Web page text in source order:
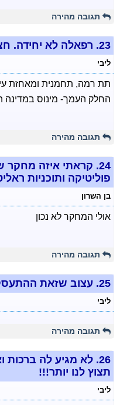
תגובה מהירה
23. רפאלה לא יחידה.
ליבי
תת רמה, תחמנית ומאחזת
החלק העמך- מינוס במדינה
תגובה מהירה
24. קראתי איזה מחקר
פוליטיקה ותוכניות
בן השרון
אולי המחקר לא נכון
תגובה מהירה
25. עצוב שזאת
ליבי
תגובה מהירה
26. לא מגיע לה ברכות
תצוץ לנו יותר!!!
ליבי